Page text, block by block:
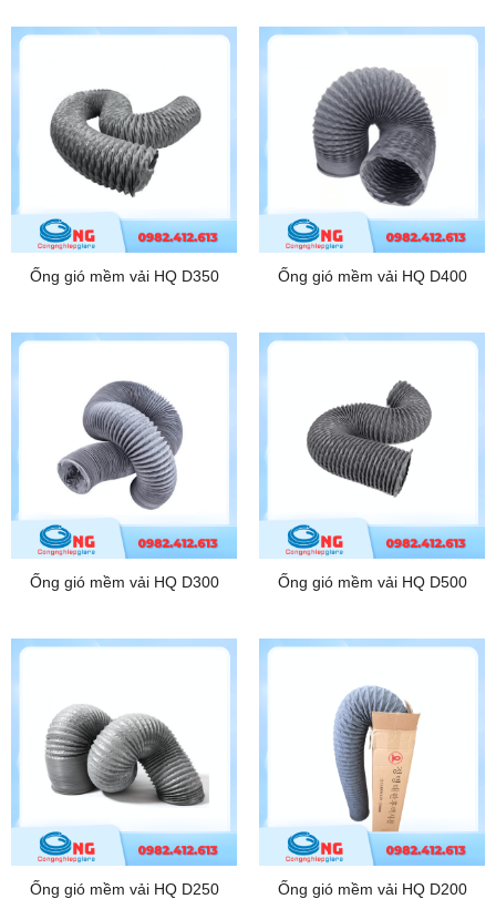
Ống gió mềm vải HQ D350 Ống gió mềm vải HQ D400
Ống gió mềm vải HQ D300 Ống gió mềm vải HQ D500
Ống gió mềm vải HQ D250 Ống gió mềm vải HQ D200